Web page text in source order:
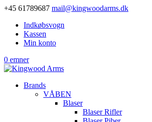
+45 61789687 mail@kingwoodarms.dk
Indkøbsvogn
Kassen
Min konto
0 emner
Brands
VÅBEN
Blaser
Blaser Rifler